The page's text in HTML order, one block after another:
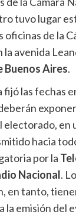
tuvo lugar
oficinas de la
la avenida
Buenos Aires.
fijó las fechas
electorado, en
hacia
por la
Nacional.
en tanto,
la emisión del